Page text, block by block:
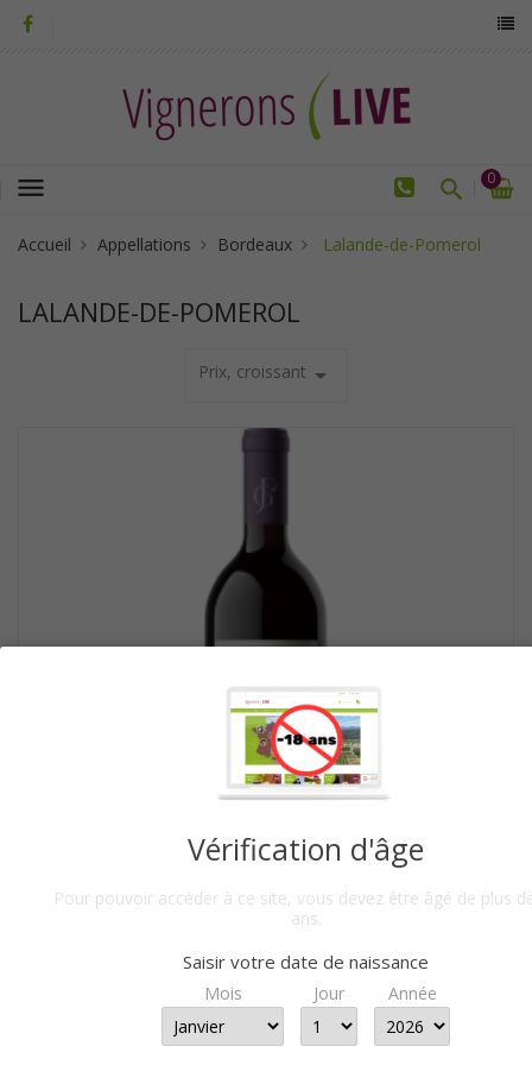
menu 0
Accueil Appellations Bordeaux Lalande-de-Pomerol
LALANDE-DE-POMEROL
Prix, croissant arrow_drop_down
LALANDE-DE-POMEROL 2019 -...
A PARTIR DE 14,80 €PAR 6 BTLLES
Vérification d'âge
Pour pouvoir accéder à ce site, vous devez être âgé de plus
ans.
Saisir votre date de naissance
Mois Jour Année